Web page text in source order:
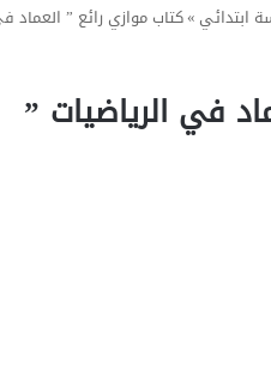
ابتدائي »كتاب موازي رائع ” العماد
في الرياضيات ”